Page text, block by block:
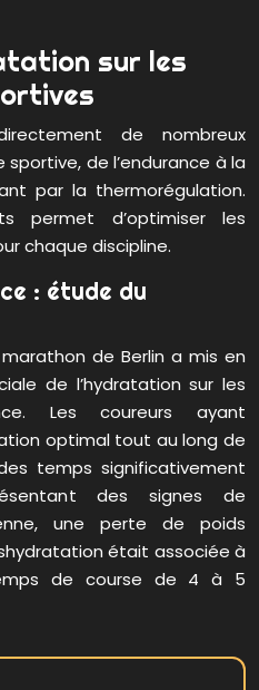
sur les
de nombreux
de l’endurance à la
par la thermorégulation.
permet d’optimiser les
chaque discipline.
: étude du
de Berlin a mis en
de l’hydratation sur les
Les coureurs ayant
optimal tout au long de
temps significativement
des signes de
une perte de poids
était associée à
de course de 4 à 5